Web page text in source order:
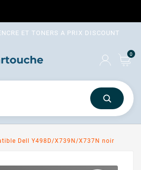
ET TONERS A PRIX DISCOUNT
0
Dell Y498D/X739N/X737N noir